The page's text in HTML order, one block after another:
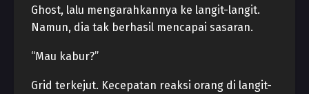
Ghost, lalu mengarahkannya ke langit-langit.
Namun, dia tak berhasil mencapai sasaran.
“Mau kabur?”
Grid terkejut. Kecepatan reaksi orang di langit-